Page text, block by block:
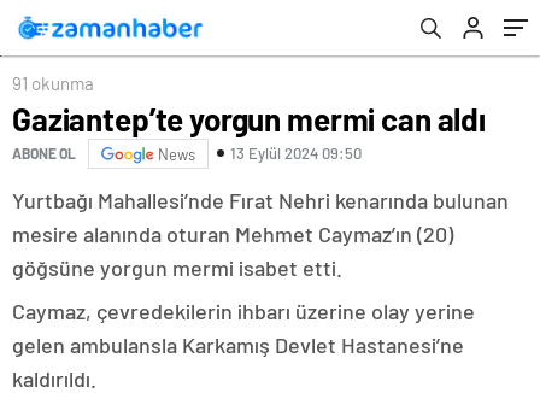
91 okunma
Gaziantep’te yorgun mermi can aldı
ABONE OL News 13 Eylül 2024 09:50
Yurtbağı Mahallesi’nde Fırat Nehri kenarında bulunan
mesire alanında oturan Mehmet Caymaz’ın (20)
göğsüne yorgun mermi isabet etti.
Caymaz, çevredekilerin ihbarı üzerine olay yerine
gelen ambulansla Karkamış Devlet Hastanesi’ne
kaldırıldı.